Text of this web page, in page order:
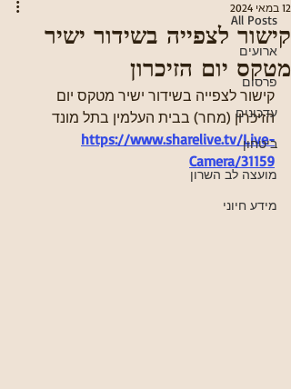
All Posts
ארועים
פרסום
עדכונים
ביטחון
מועצה לב השרון
מידע חיוני
קישור לצפייה בשידור ישיר
מטקס יום הזיכרון
12 במאי 2024
קישור לצפייה בשידור ישיר מטקס יום
הזיכרון (מחר) בבית העלמין בתל מונד
https://www.sharelive.tv/Live-
Camera/31159